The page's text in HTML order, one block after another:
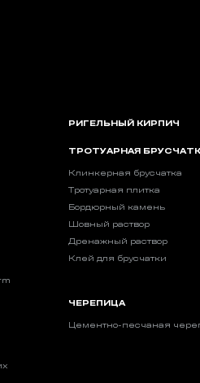
РИГЕЛЬНЫЙ КИРПИЧ
ТРОТУАРНАЯ
Клинкерная брусчатка
Тротуарная плитка
Бордюрный камень
Шовный раствор
Дренажный раствор
Клей для брусчатки
ЧЕРЕПИЦА
Цементно-песчаная